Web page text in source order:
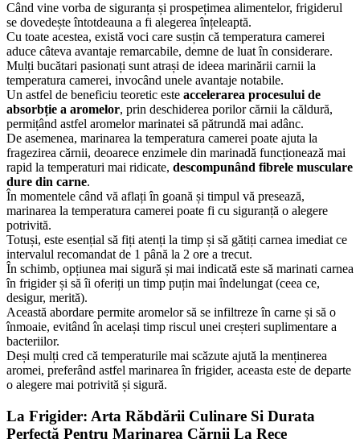
Când vine vorba de siguranța și prospețimea alimentelor, frigiderul
se dovedește întotdeauna a fi alegerea înțeleaptă.
Cu toate acestea, există voci care susțin că temperatura camerei
aduce câteva avantaje remarcabile, demne de luat în considerare.
Mulți bucătari pasionați sunt atrași de ideea marinării carnii la
temperatura camerei, invocând unele avantaje notabile.
Un astfel de beneficiu teoretic este accelerarea procesului de
absorbție a aromelor, prin deschiderea porilor cărnii la căldură,
permițând astfel aromelor marinatei să pătrundă mai adânc.
De asemenea, marinarea la temperatura camerei poate ajuta la
fragezirea cărnii, deoarece enzimele din marinadă funcționează mai
rapid la temperaturi mai ridicate, descompunând fibrele musculare
dure din carne.
În momentele când vă aflați în goană și timpul vă presează,
marinarea la temperatura camerei poate fi cu siguranță o alegere
potrivită.
Totuși, este esențial să fiți atenți la timp și să gătiți carnea imediat ce
intervalul recomandat de 1 până la 2 ore a trecut.
În schimb, opțiunea mai sigură și mai indicată este să marinati carnea
în frigider și să îi oferiți un timp puțin mai îndelungat (ceea ce,
desigur, merită).
Această abordare permite aromelor să se infiltreze în carne și să o
înmoaie, evitând în același timp riscul unei creșteri suplimentare a
bacteriilor.
Deși mulți cred că temperaturile mai scăzute ajută la menținerea
aromei, preferând astfel marinarea în frigider, aceasta este de departe
o alegere mai potrivită și sigură.
La Frigider: Arta Răbdării Culinare Si Durata
Perfectă Pentru Marinarea Cărnii La Rece